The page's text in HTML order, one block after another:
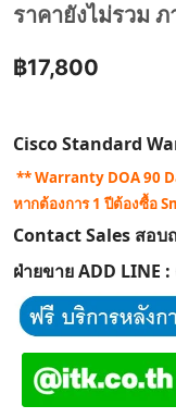
ราคายังไม่รวม
฿17,800
Cisco Standard
** Warranty DOA 90
หากต้องการ 1 ปีต้องซื้อ
Contact Sales สอบ
ฝ่ายขาย ADD LINE :